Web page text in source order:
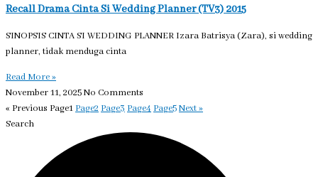
Recall Drama Cinta Si Wedding Planner (TV3) 2015
SINOPSIS CINTA SI WEDDING PLANNER Izara Batrisya (Zara), si wedding
planner, tidak menduga cinta
Read More »
November 11, 2025No Comments
« Previous Page1 Page2 Page3 Page4 Page5Next »
Search